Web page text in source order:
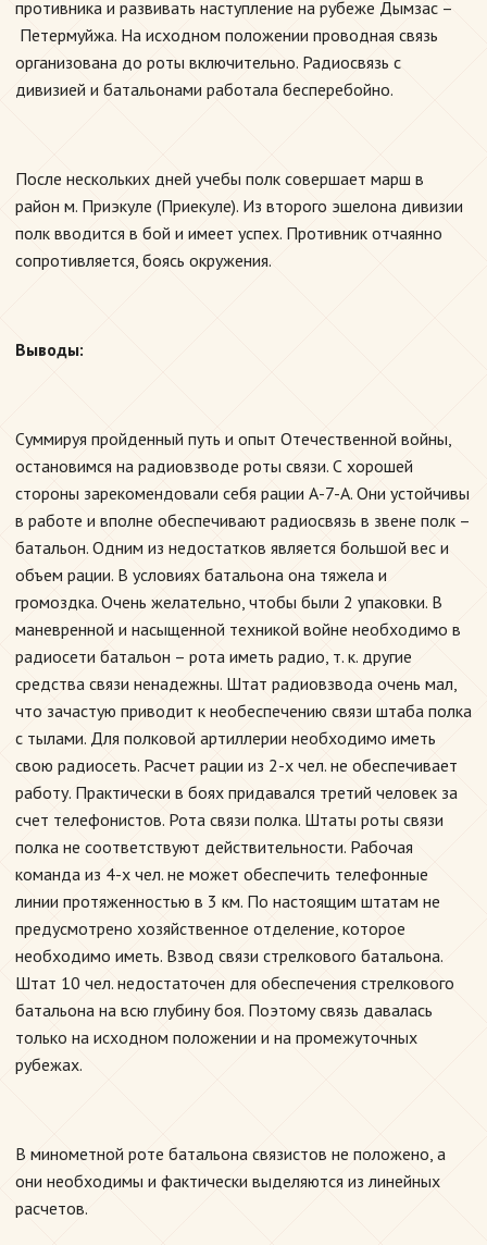
противника и развивать наступление на рубеже Дымзас –
Петермуйжа. На исходном положении проводная связь
организована до роты включительно. Радиосвязь с
дивизией и батальонами работала бесперебойно.
После нескольких дней учебы полк совершает марш в
район м. Приэкуле (Приекуле). Из второго эшелона дивизии
полк вводится в бой и имеет успех. Противник отчаянно
сопротивляется, боясь окружения.
Выводы:
Суммируя пройденный путь и опыт Отечественной войны,
остановимся на радиовзводе роты связи. С хорошей
стороны зарекомендовали себя рации А-7-А. Они устойчивы
в работе и вполне обеспечивают радиосвязь в звене полк –
батальон. Одним из недостатков является большой вес и
объем рации. В условиях батальона она тяжела и
громоздка. Очень желательно, чтобы были 2 упаковки. В
маневренной и насыщенной техникой войне необходимо в
радиосети батальон – рота иметь радио, т. к. другие
средства связи ненадежны. Штат радиовзвода очень мал,
что зачастую приводит к необеспечению связи штаба полка
с тылами. Для полковой артиллерии необходимо иметь
свою радиосеть. Расчет рации из 2-х чел. не обеспечивает
работу. Практически в боях придавался третий человек за
счет телефонистов. Рота связи полка. Штаты роты связи
полка не соответствуют действительности. Рабочая
команда из 4-х чел. не может обеспечить телефонные
линии протяженностью в 3 км. По настоящим штатам не
предусмотрено хозяйственное отделение, которое
необходимо иметь. Взвод связи стрелкового батальона.
Штат 10 чел. недостаточен для обеспечения стрелкового
батальона на всю глубину боя. Поэтому связь давалась
только на исходном положении и на промежуточных
рубежах.
В минометной роте батальона связистов не положено, а
они необходимы и фактически выделяются из линейных
расчетов.